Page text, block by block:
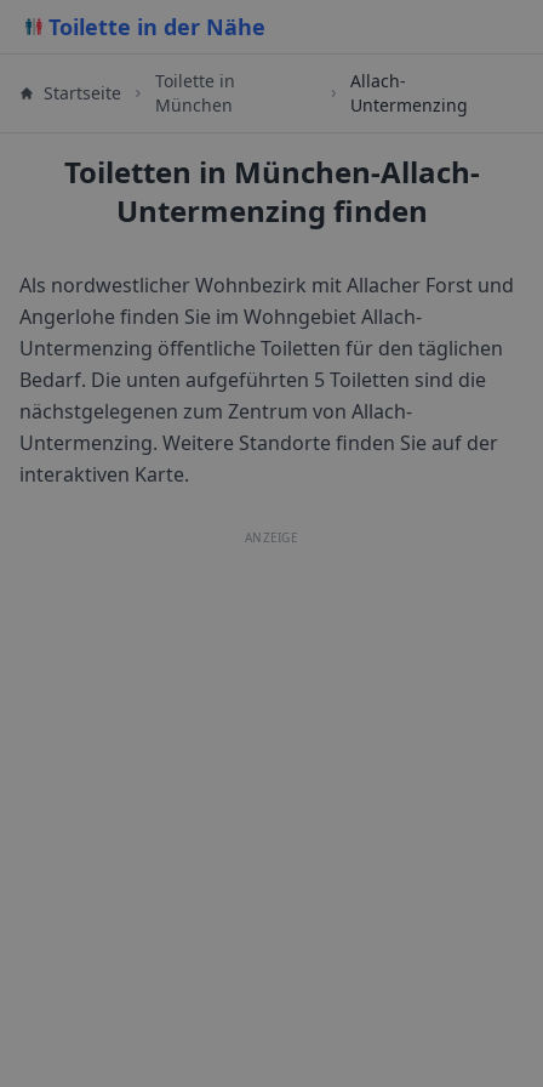
Toilette in der Nähe
Startseite
Toilette in
München
Allach-
Untermenzing
Toiletten in München-Allach-
Untermenzing finden
Als nordwestlicher Wohnbezirk mit Allacher Forst und
Angerlohe finden Sie im Wohngebiet Allach-
Untermenzing öffentliche Toiletten für den täglichen
Bedarf. Die unten aufgeführten 5 Toiletten sind die
nächstgelegenen zum Zentrum von Allach-
Untermenzing. Weitere Standorte finden Sie auf der
interaktiven Karte.
ANZEIGE